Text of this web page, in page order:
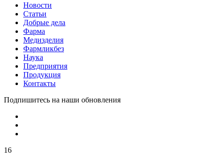
Новости
Статьи
Добрые дела
Фарма
Медизделия
Фармликбез
Наука
Предприятия
Продукция
Контакты
Подпишитесь на наши обновления
16